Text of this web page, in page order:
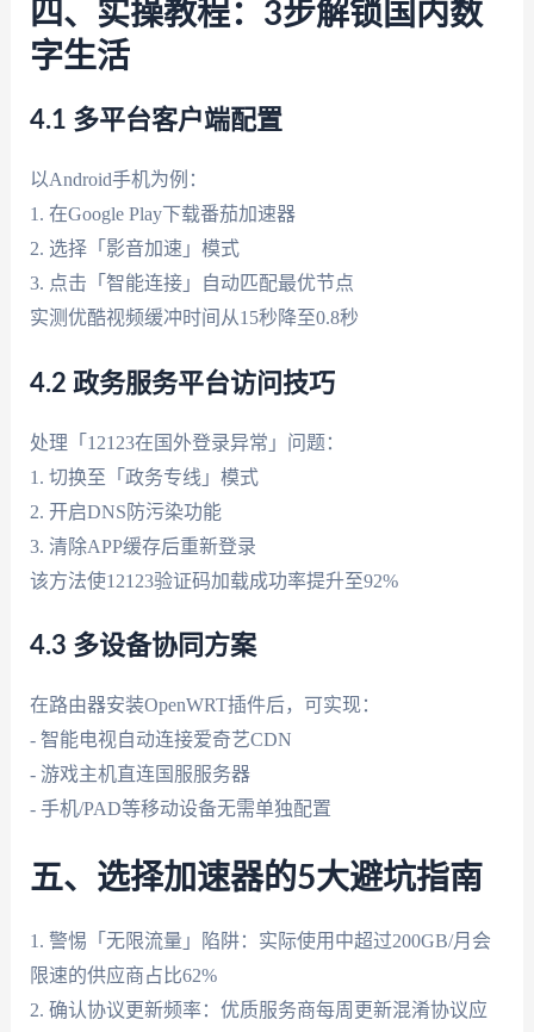
四、实操教程：3步解锁国内数
字生活
4.1 多平台客户端配置
以Android手机为例：
1. 在Google Play下载番茄加速器
2. 选择「影音加速」模式
3. 点击「智能连接」自动匹配最优节点
实测优酷视频缓冲时间从15秒降至0.8秒
4.2 政务服务平台访问技巧
处理「12123在国外登录异常」问题：
1. 切换至「政务专线」模式
2. 开启DNS防污染功能
3. 清除APP缓存后重新登录
该方法使12123验证码加载成功率提升至92%
4.3 多设备协同方案
在路由器安装OpenWRT插件后，可实现：
- 智能电视自动连接爱奇艺CDN
- 游戏主机直连国服服务器
- 手机/PAD等移动设备无需单独配置
五、选择加速器的5大避坑指南
1. 警惕「无限流量」陷阱：实际使用中超过200GB/月会
限速的供应商占比62%
2. 确认协议更新频率：优质服务商每周更新混淆协议应